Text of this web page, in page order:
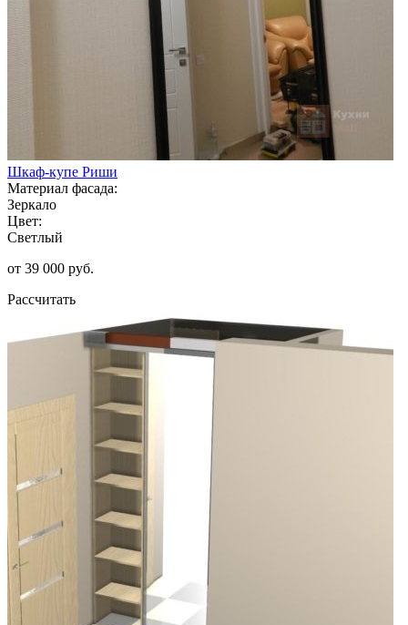
Шкаф-купе Риши
Материал фасада:
Зеркало
Цвет:
Светлый
от 39 000 руб.
Рассчитать